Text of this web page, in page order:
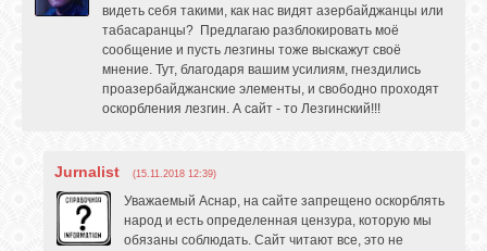
видеть себя такими, как нас видят азербайджанцы или
табасаранцы? Предлагаю разблокировать моё
сообщение и пусть лезгины тоже выскажут своё
мнение. Тут, благодаря вашим усилиям, гнездились
проазербайджанские элементы, и свободно проходят
оскорбления лезгин. А сайт - то Лезгинский!!!
Jurnalist (15.11.2018 12:39)
Уважаемый Аснар, на сайте запрещено оскорблять
народ и есть определенная цензура, которую мы
обязаны соблюдать. Сайт читают все, это не